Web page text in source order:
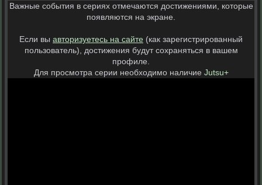
Важные события в сериях отмечаются достижениями, которые
появляются на экране.
Если вы авторизуетесь на сайте (как зарегистрированный
пользователь), достижения будут сохраняться в вашем
профиле.
Для просмотра серии необходимо наличие Jutsu+